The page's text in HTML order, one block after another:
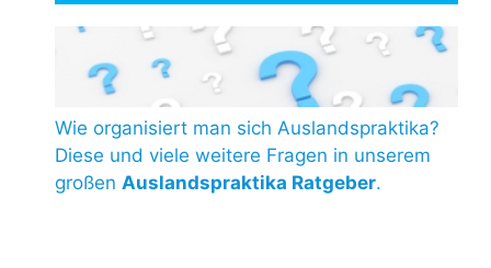
Wie organisiert man sich Auslandspraktika?
Diese und viele weitere Fragen in unserem
großen Auslandspraktika Ratgeber.